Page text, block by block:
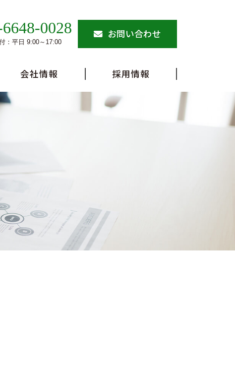
0028
：平日 9:00～17:00
お問い合わせ
会社情報 採用情報